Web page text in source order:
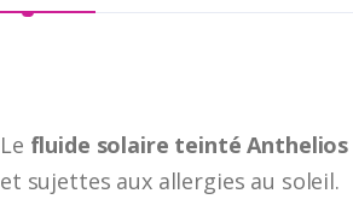
Le fluide solaire teinté Anthelios
et sujettes aux allergies au soleil.